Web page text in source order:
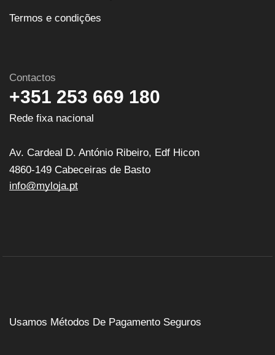
Termos e condições
Contactos
+351 253 669 180
Rede fixa nacional
Av. Cardeal D. António Ribeiro, Edf Hicon
4860-149 Cabeceiras de Basto
info@myloja.pt
Usamos Métodos De Pagamento Seguros